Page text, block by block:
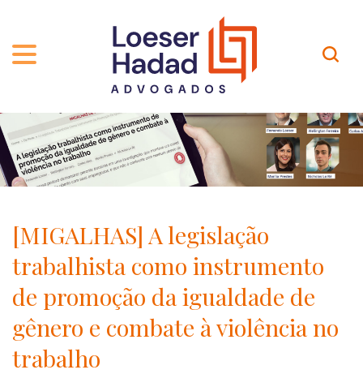
QUEM SOMOS
TRAJETÓRIA
INCLUSÃO E DIVERSIDADE
PRÊMIOS
NOSSA EQUIPE
ÁREAS DE ATUAÇÃO
PROFISSIONAIS
CARREIRA
Contato
Localização
EN-US
[MIGALHAS] A legislação
trabalhista como instrumento
de promoção da igualdade de
gênero e combate à violência no
trabalho